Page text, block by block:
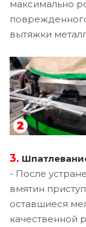
максимально
вытяжки
3.
- После
вмятин
оставшиеся
качественной